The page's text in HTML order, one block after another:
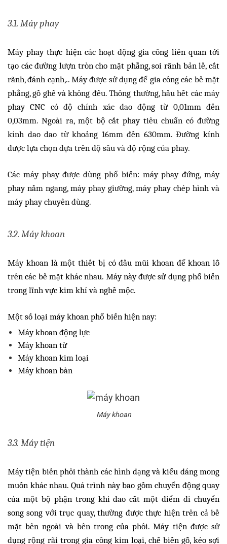
3.1. Máy phay
Máy phay thực hiện các hoạt động gia công liên quan tới
tạo các đường lượn tròn cho mặt phẳng, soi rãnh bản lề, cắt
rãnh, đánh cạnh,.. Máy được sử dụng để gia công các bề mặt
phẳng, gồ ghề và không đều. Thông thường, hầu hết các máy
phay CNC có độ chính xác dao động từ 0,01mm đến
0,03mm. Ngoài ra, một bộ cắt phay tiêu chuẩn có đường
kính dao dao từ khoảng 16mm đến 630mm. Đường kính
được lựa chọn dựa trên độ sâu và độ rộng của phay.
Các máy phay được dùng phổ biến: máy phay đứng, máy
phay nằm ngang, máy phay giường, máy phay chép hình và
máy phay chuyên dùng.
3.2. Máy khoan
Máy khoan là một thiết bị có đầu mũi khoan để khoan lỗ
trên các bề mặt khác nhau. Máy này được sử dụng phổ biến
trong lĩnh vực kim khí và nghề mộc.
Một số loại máy khoan phổ biến hiện nay:
Máy khoan động lực
Máy khoan từ
Máy khoan kim loại
Máy khoan bàn
Máy khoan
3.3. Máy tiện
Máy tiện biến phôi thành các hình dạng và kiểu dáng mong
muốn khác nhau. Quá trình này bao gồm chuyển động quay
của một bộ phận trong khi dao cắt một điểm di chuyển
song song với trục quay, thường được thực hiện trên cả bề
mặt bên ngoài và bên trong của phôi. Máy tiện được sử
dụng rộng rãi trong gia công kim loại, chế biến gỗ, kéo sợi